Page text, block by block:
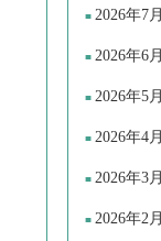
2026年7月
2026年6月
2026年5月
2026年4月
2026年3月
2026年2月